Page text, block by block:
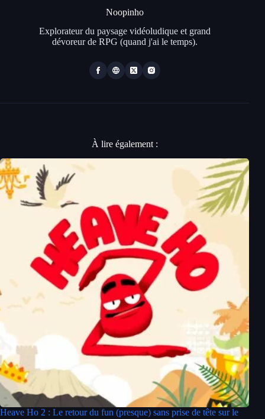
Noopinho
Explorateur du paysage vidéoludique et grand
dévoreur de RPG (quand j'ai le temps).
À lire également :
Heave Ho 2 : Le retour du fun (presque) sans prise de tête sur le